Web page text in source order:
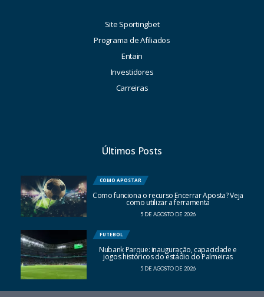
Site Sportingbet
Programa de Afiliados
Entain
Investidores
Carreiras
Últimos Posts
COMO APOSTAR
Como funciona o recurso Encerrar Aposta? Veja
como utilizar a ferramenta
5 DE AGOSTO DE 2026
FUTEBOL
Nubank Parque: inauguração, capacidade e
jogos históricos do estádio do Palmeiras
5 DE AGOSTO DE 2026